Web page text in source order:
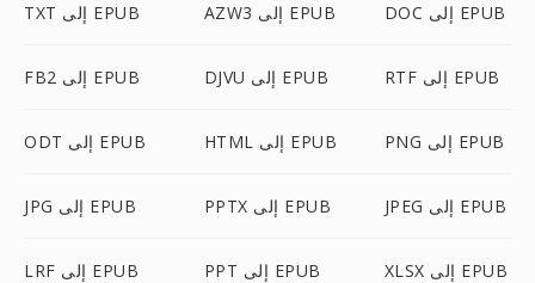
TXT إلى EPUB AZW3 إلى EPUB DOC إلى EPUB
FB2 إلى EPUB DJVU إلى EPUB RTF إلى EPUB
ODT إلى EPUB HTML إلى EPUB PNG إلى EPUB
JPG إلى EPUB PPTX إلى EPUB JPEG إلى EPUB
LRF إلى EPUB PPT إلى EPUB XLSX إلى EPUB